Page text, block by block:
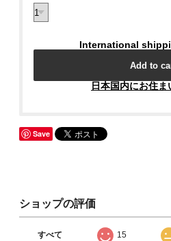
International
Add to
日本国内にお住
Save
ショップの評価
すべて 15